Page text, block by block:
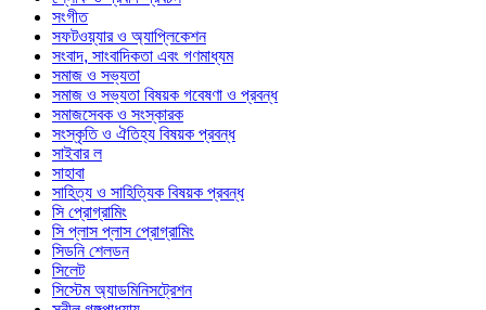
সংগীত
সফটওয়্যার ও অ্যাপ্লিকেশন
সংবাদ, সাংবাদিকতা এবং গণমাধ্যম
সমাজ ও সভ্যতা
সমাজ ও সভ্যতা বিষয়ক গবেষণা ও প্রবন্ধ
সমাজসেবক ও সংস্কারক
সংস্কৃতি ও ঐতিহ্য বিষয়ক প্রবন্ধ
সাইবার ল
সাহাবা
সাহিত্য ও সাহিত্যিক বিষয়ক প্রবন্ধ
সি প্রোগ্রামিং
সি প্লাস প্লাস প্রোগ্রামিং
সিডনি শেলডন
সিলেট
সিস্টেম অ্যাডমিনিসট্রেশন